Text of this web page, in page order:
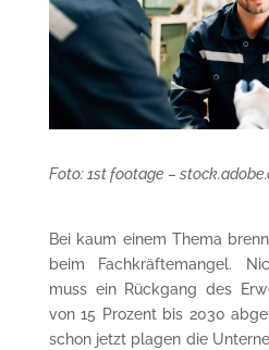
Foto: 1st footage –
Bei kaum einem Thema
beim Fachkräftemangel.
muss ein Rückgang des
von 15 Prozent bis 2030
schon jetzt plagen die